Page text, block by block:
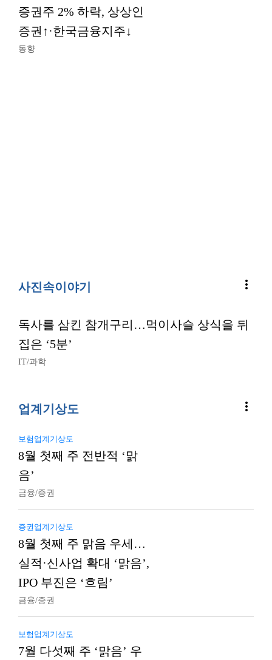
증권주 2% 하락, 상상인
증권↑·한국금융지주↓
동향
사진속이야기 more_vert
독사를 삼킨 참개구리…먹이사슬 상식을 뒤
집은 ‘5분’
IT/과학
업계기상도 more_vert
보험업계기상도
8월 첫째 주 전반적 ‘맑
음’
금융/증권
증권업계기상도
8월 첫째 주 맑음 우세…
실적·신사업 확대 ‘맑음’,
IPO 부진은 ‘흐림’
금융/증권
보험업계기상도
7월 다섯째 주 ‘맑음’ 우